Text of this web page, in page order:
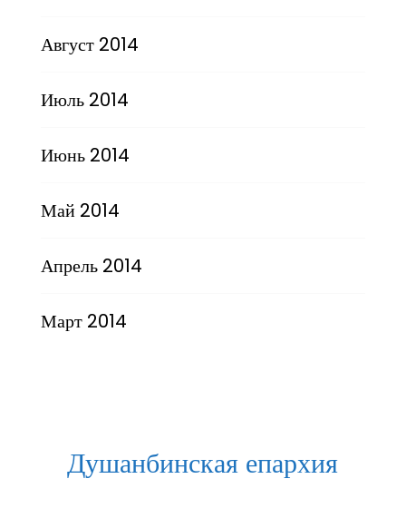
Август 2014
Июль 2014
Июнь 2014
Май 2014
Апрель 2014
Март 2014
Душанбинская епархия